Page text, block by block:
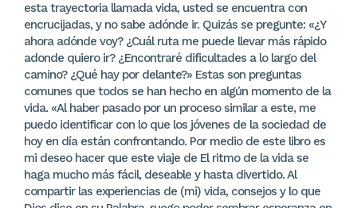
esta trayectoria llamada vida, usted se encuentra con
encrucijadas, y no sabe adónde ir. Quizás se pregunte: «¿Y
ahora adónde voy? ¿Cuál ruta me puede llevar más rápido
adonde quiero ir? ¿Encontraré dificultades a lo largo del
camino? ¿Qué hay por delante?» Estas son preguntas
comunes que todos se han hecho en algún momento de la
vida. «Al haber pasado por un proceso similar a este, me
puedo identificar con lo que los jóvenes de la sociedad de
hoy en día están confrontando. Por medio de este libro es
mi deseo hacer que este viaje de El ritmo de la vida se
haga mucho más fácil, deseable y hasta divertido. Al
compartir las experiencias de (mi) vida, consejos y lo que